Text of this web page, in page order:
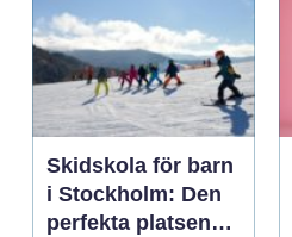
Skidskola för barn
i Stockholm: Den
perfekta platsen